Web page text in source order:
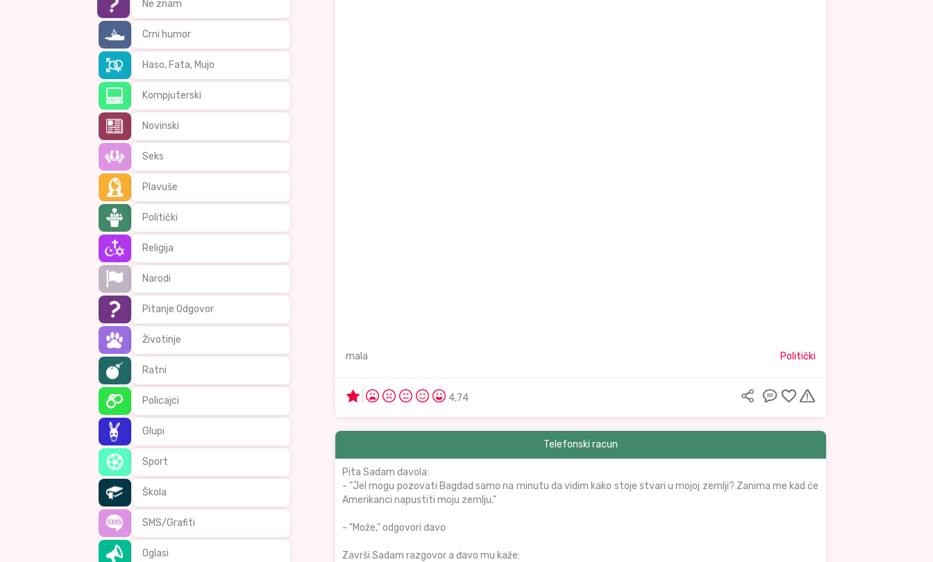
Ne znam
Crni humor
Haso, Fata, Mujo
Kompjuterski
Novinski
Seks
Plavuše
Politički
Religija
Narodi
Pitanje Odgovor
Životinje
Ratni
Policajci
Glupi
Sport
Škola
SMS/Grafiti
Oglasi
mala Politički
4,74
Telefonski racun
Pita Sadam đavola:
- "Jel mogu pozovati Bagdad samo na minutu da vidim kako stoje stvari u mojoj zemlji? Zanima me kad će
Amerikanci napustiti moju zemlju."
- "Može," odgovori đavo
Završi Sadam razgovor a đavo mu kaže: